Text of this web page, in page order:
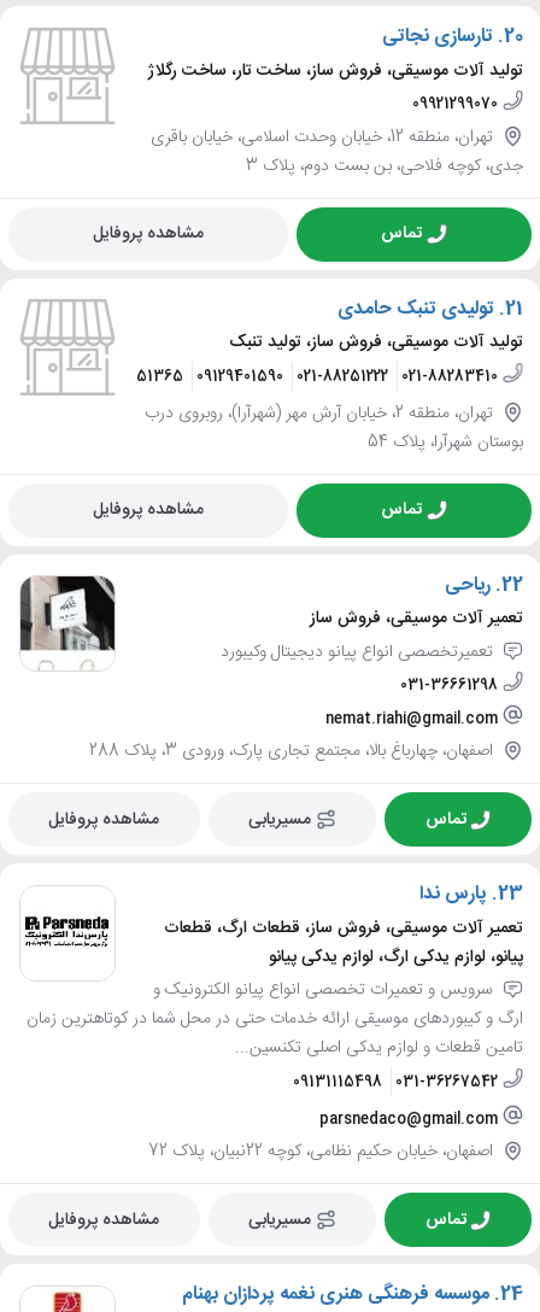
20. تارسازی نجاتی
تولید آلات موسیقی، فروش ساز، ساخت تار، ساخت رگلاژ
09921299070
تهران، منطقه 12، خیابان وحدت اسلامی، خیابان باقری
جدی، کوچه فلاحی، بن بست دوم، پلاک 3
تماس مشاهده پروفایل
21. تولیدی تنبک حامدی
تولید آلات موسیقی، فروش ساز، تولید تنبک
021-88283410
021-88251222
09129401590
09369851365
تهران، منطقه 2، خیابان آرش مهر (شهرآرا)، روبروی درب
بوستان شهرآرا، پلاک 54
تماس مشاهده پروفایل
22. ریاحی
تعمیر آلات موسیقی، فروش ساز
تعمیرتخصصی انواع پیانو دیجیتال وکیبورد
031-36661298
nemat.riahi@gmail.com
اصفهان، چهارباغ بالا، مجتمع تجاری پارک، ورودی 3، پلاک 288
تماس مسیریابی مشاهده پروفایل
23. پارس ندا
تعمیر آلات موسیقی، فروش ساز، قطعات ارگ، قطعات
پیانو، لوازم یدکی ارگ، لوازم یدکی پیانو
سرویس و تعمیرات تخصصی انواع پیانو الکترونیک و
ارگ و کیبوردهای موسیقی ارائه خدمات حتی در محل شما در کوتاهترین زمان
تامین قطعات و لوازم یدکی اصلی تکنسین...
031-36267542
09131115498
parsnedaco@gmail.com
اصفهان، خیابان حکیم نظامی، کوچه 22نبیان، پلاک 72
تماس مسیریابی مشاهده پروفایل
24. موسسه فرهنگی هنری نغمه پردازان بهنام